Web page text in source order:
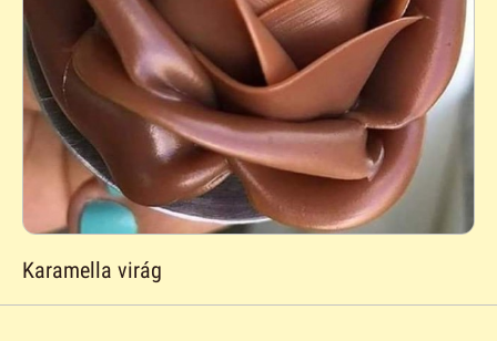
Karamella virág